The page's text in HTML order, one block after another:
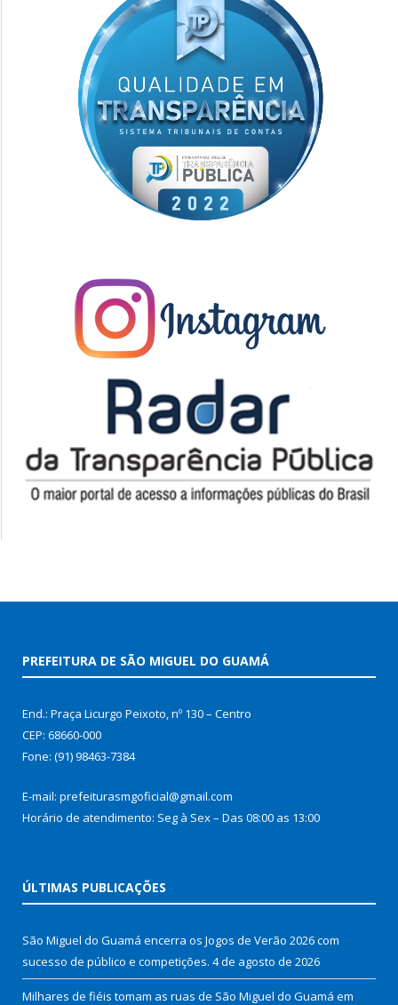
PREFEITURA DE SÃO MIGUEL DO GUAMÁ
End.: Praça Licurgo Peixoto, nº 130 – Centro
CEP: 68660-000
Fone: (91) 98463-7384
E-mail: prefeiturasmgoficial@gmail.com
Horário de atendimento: Seg à Sex – Das 08:00 as 13:00
ÚLTIMAS PUBLICAÇÕES
São Miguel do Guamá encerra os Jogos de Verão 2026 com
sucesso de público e competições. 4 de agosto de 2026
Milhares de fiéis tomam as ruas de São Miguel do Guamá em